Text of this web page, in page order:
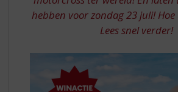
OIL
hebben voor zondag 23 juli!
Lees snel verder!